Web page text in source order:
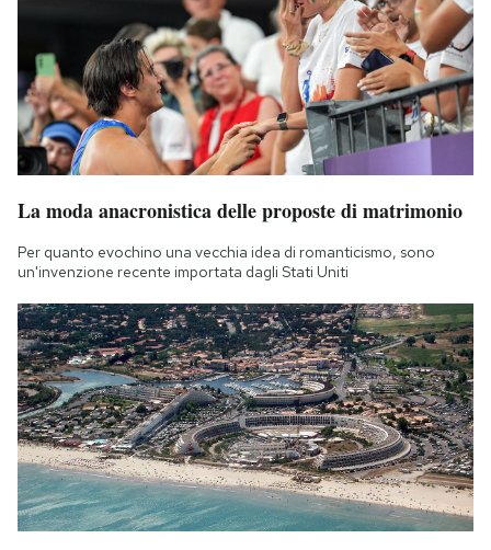
La moda anacronistica delle proposte di matrimonio
Per quanto evochino una vecchia idea di romanticismo, sono
un'invenzione recente importata dagli Stati Uniti